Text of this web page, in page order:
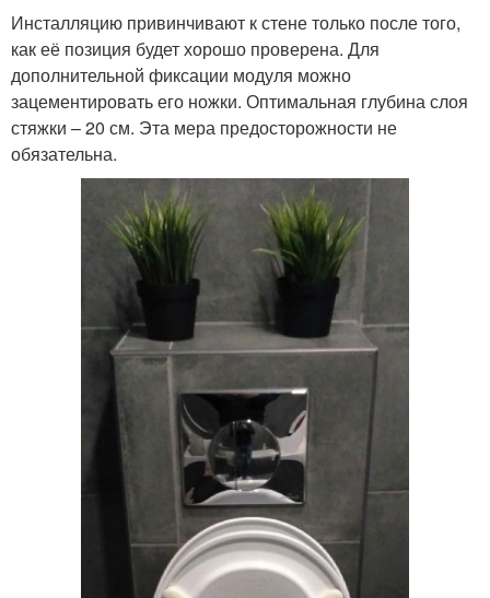
Инсталляцию привинчивают к стене только после того,
как её позиция будет хорошо проверена. Для
дополнительной фиксации модуля можно
зацементировать его ножки. Оптимальная глубина слоя
стяжки – 20 см. Эта мера предосторожности не
обязательна.